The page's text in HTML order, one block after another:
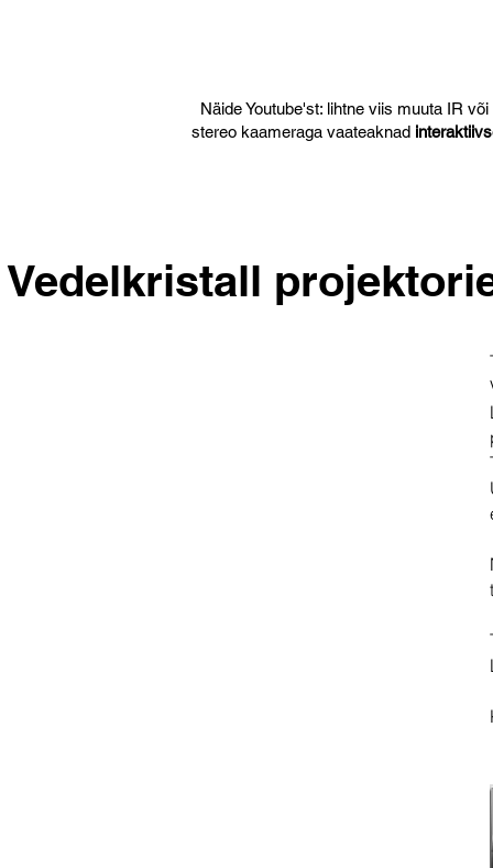
Näide Youtube'st: lihtne viis muuta IR või
stereo kaameraga vaateaknad
Vedelkristall